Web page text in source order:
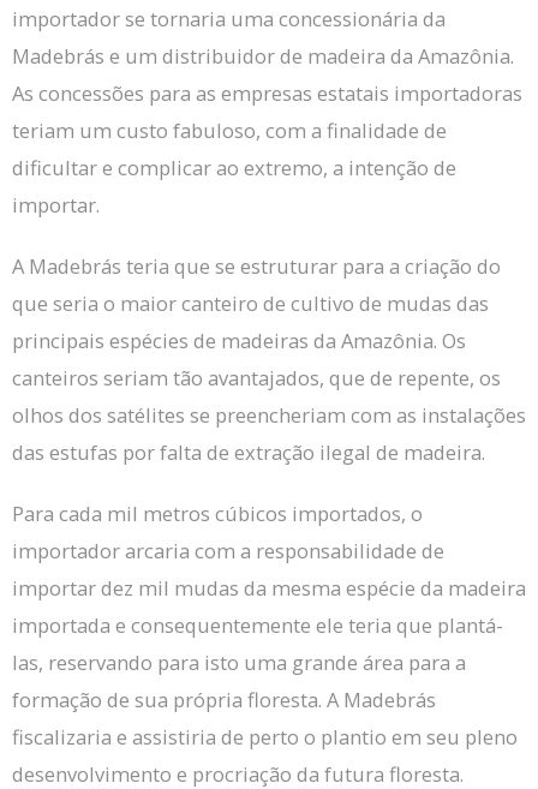
importador se tornaria uma concessionária da
Madebrás e um distribuidor de madeira da Amazônia.
As concessões para as empresas estatais importadoras
teriam um custo fabuloso, com a finalidade de
dificultar e complicar ao extremo, a intenção de
importar.
A Madebrás teria que se estruturar para a criação do
que seria o maior canteiro de cultivo de mudas das
principais espécies de madeiras da Amazônia. Os
canteiros seriam tão avantajados, que de repente, os
olhos dos satélites se preencheriam com as instalações
das estufas por falta de extração ilegal de madeira.
Para cada mil metros cúbicos importados, o
importador arcaria com a responsabilidade de
importar dez mil mudas da mesma espécie da madeira
importada e consequentemente ele teria que plantá-
las, reservando para isto uma grande área para a
formação de sua própria floresta. A Madebrás
fiscalizaria e assistiria de perto o plantio em seu pleno
desenvolvimento e procriação da futura floresta.